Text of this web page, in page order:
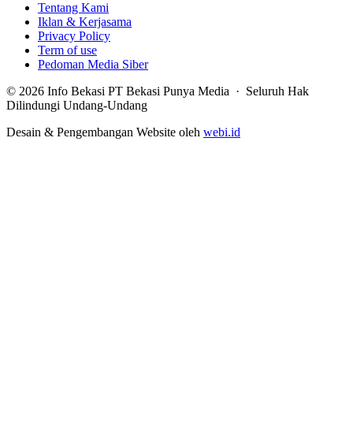
Tentang Kami
Iklan & Kerjasama
Privacy Policy
Term of use
Pedoman Media Siber
© 2026 Info Bekasi PT Bekasi Punya Media · Seluruh Hak
Dilindungi Undang-Undang
Desain & Pengembangan Website oleh webi.id